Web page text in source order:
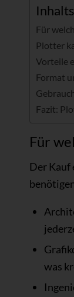
Für
Plotter
Vorteile
Format
Fazit:
Für
Der Kauf
was